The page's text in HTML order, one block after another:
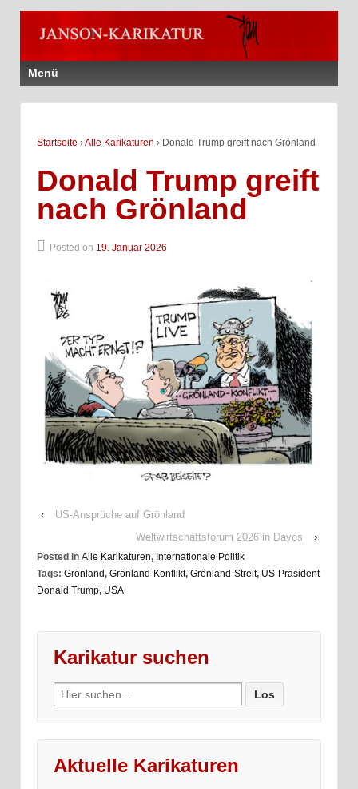
Menü
Startseite ›Alle Karikaturen › Donald Trump greift nach Grönland
Donald Trump greift
nach Grönland
Posted on 19. Januar 2026
‹
US-Ansprüche auf Grönland
Weltwirtschaftsforum 2026 in Davos
›
Posted in Alle Karikaturen, Internationale Politik
Tags: Grönland, Grönland-Konflikt, Grönland-Streit, US-Präsident
Donald Trump, USA
Karikatur suchen
Search
for:
Aktuelle Karikaturen